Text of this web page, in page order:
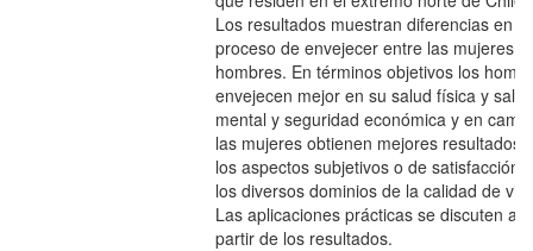
Los resultados muestran diferencias en el
proceso de envejecer entre las mujeres y
hombres. En términos objetivos los
envejecen mejor en su salud física y salud
mental y seguridad económica y en
las mujeres obtienen mejores resultados
los aspectos subjetivos o de satisfacción
los diversos dominios de la calidad de
Las aplicaciones prácticas se discuten a
partir de los resultados.